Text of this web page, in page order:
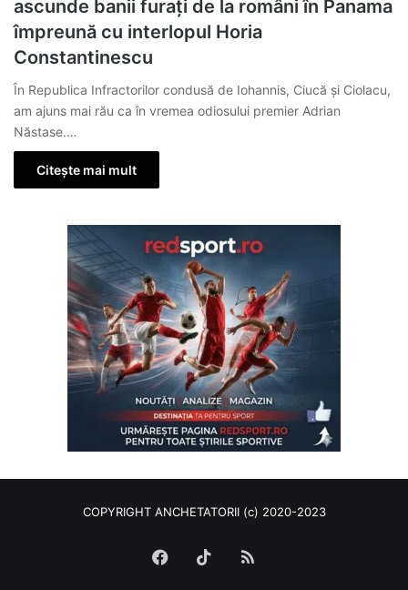
ascunde banii furați de la români în Panama
împreună cu interlopul Horia
Constantinescu
În Republica Infractorilor condusă de Iohannis, Ciucă și Ciolacu,
am ajuns mai rău ca în vremea odiosului premier Adrian
Năstase.…
Citește mai mult
COPYRIGHT ANCHETATORII (c) 2020-2023
Facebook
TikTok